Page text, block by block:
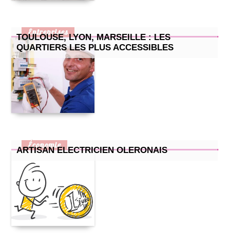
TOULOUSE, LYON, MARSEILLE : LES
QUARTIERS LES PLUS ACCESSIBLES
Entreprises
ARTISAN ELECTRICIEN OLERONAIS
Économie